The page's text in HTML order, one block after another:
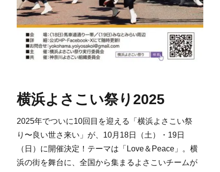
横浜よさこい祭り2025
2025年でついに10回目を迎える「横浜よさこい祭
り〜良い世さ来い」が、10月18日（土）・19日
（日）に開催決定！テーマは「Love＆Peace」。横
浜の街を舞台に、全国から集まるよさこいチームが